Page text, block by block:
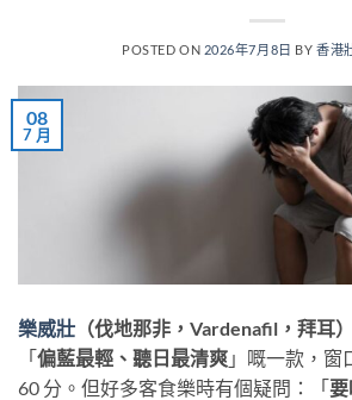
POSTED ON 2026年7月8日 BY 香港
08
7 月
樂威壯 （伐地那非，Vardenafil，拜耳）
「偏藍最輕、聽日最清爽 」嘅一款，窗
60 分。但好多客食樂時有個疑問：「